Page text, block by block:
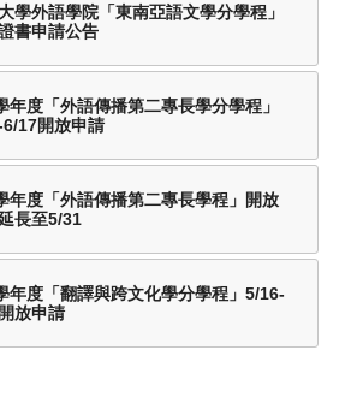
學外語學院「東南亞語文學分學程」
書申請公告
年度「外語傳播第二專長學分學程」
17開放申請
年度「外語傳播第二專長學程」開放
長至5/31
年度「翻譯與跨文化學分學程」5/16-
放申請